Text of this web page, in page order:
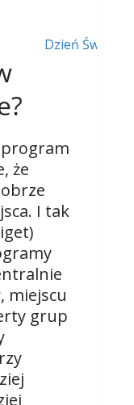
że
I tak
, miejscu
grup